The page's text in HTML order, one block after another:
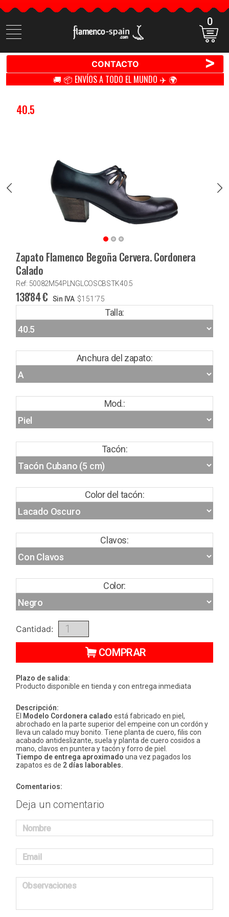
Buscar
productos
0
CONTACTO >
🚚 📦 ENVÍOS A TODO EL MUNDO ✈️ 🌍
40.5
Zapato Flamenco Begoña Cervera. Cordonera
Calado
Ref: 50082M54PLNGLCOSCBSTK40.5
138'84€ Sin IVA $151'75
Talla:
Anchura del zapato:
Mod.:
Tacón:
Color del tacón:
Clavos:
Color:
Cantidad:
COMPRAR
Plazo de salida:
Producto disponible en tienda y con entrega inmediata
Descripción:
El Modelo Cordonera calado está fabricado en piel,
abrochado en la parte superior del empeine con un cordón y
lleva un calado muy bonito. Tiene planta de cuero, filis con
acabado antideslizante, suela y planta de cuero cosidos a
mano, clavos en puntera y tacón y forro de piel.
Tiempo de entrega aproximado una vez pagados los
zapatos es de 2 días laborables.
Comentarios:
Deja un comentario
Nombre
Email
Observaciones